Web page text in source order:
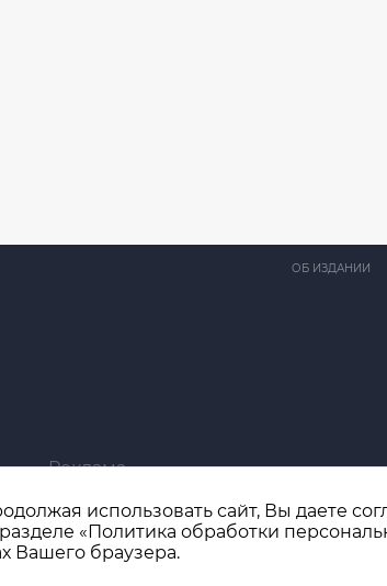
ОБ ИЗДАНИИ
Реклама
использовать сайт, Вы даете
«Политика обработки
Вашего браузера.